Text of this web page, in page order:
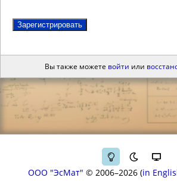
Зарегистрировать
Вы также можете войти или
ООО "ЭсМат" © 2006–2026 in